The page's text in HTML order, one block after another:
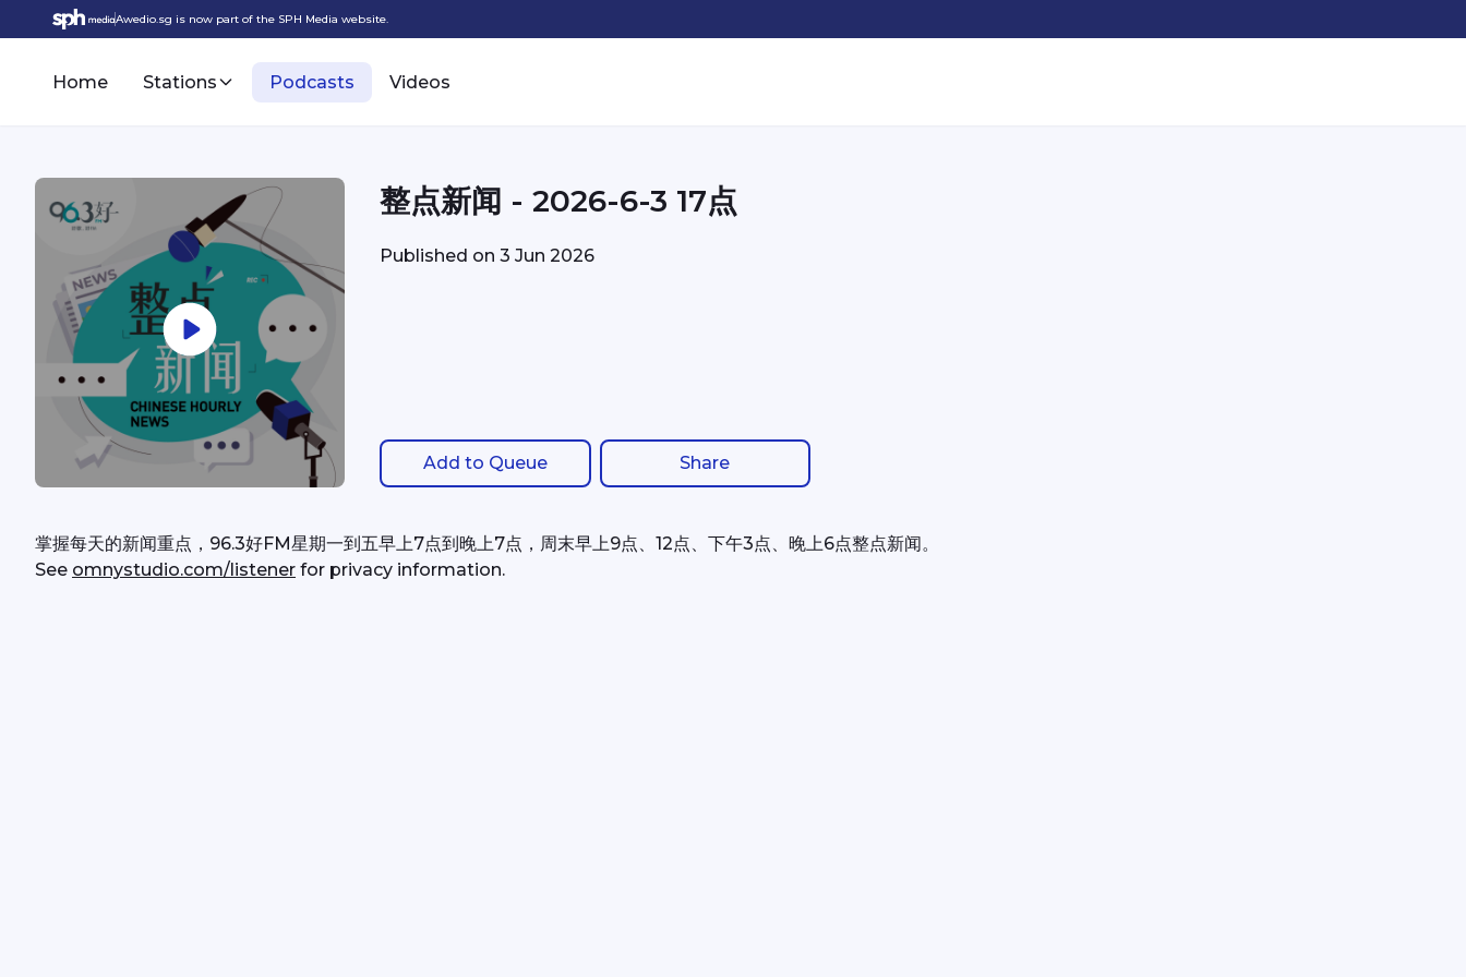
Awedio.sg is now part of the SPH Media website.
Home Stations Podcasts Videos
整点新闻 - 2026-6-3 17点
Published on3 Jun 2026
Add to Queue Share
掌握每天的新闻重点，96.3好FM星期一到五早上7点到晚上7点，周末早上9点、12点、下午3点、晚上6点整点新闻。
See omnystudio.com/listener for privacy information.